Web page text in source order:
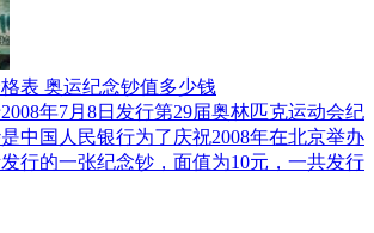
表 奥运纪念钞值多少钱
年7月8日发行第29届奥林匹克运动会纪
中国人民银行为了庆祝2008年在北京举办
行的一张纪念钞，面值为10元，一共发行